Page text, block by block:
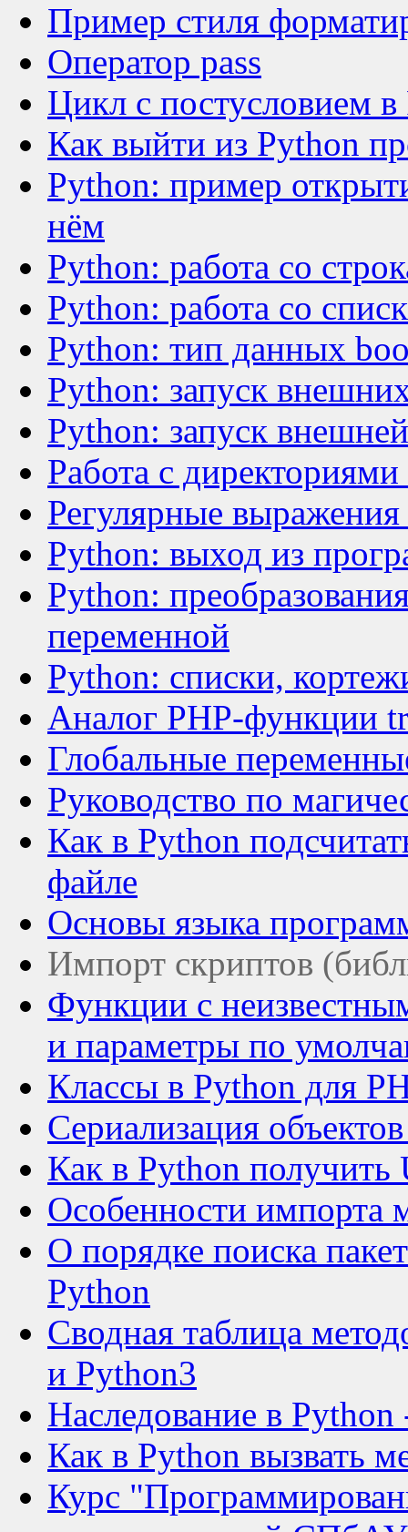
Пример стиля
Оператор pass
Цикл с постусловием
Как выйти из Python
Python: пример
нём
Python: работа со
Python: работа со
Python: тип данных
Python: запуск
Python: запуск
Работа с
Регулярные
Python: выход из
Python:
переменной
Python: списки,
Аналог PHP-функции
Глобальные
Руководство по
Как в Python
файле
Основы языка
Импорт скриптов
Функции с
и параметры по
Классы в Python для
Сериализация
Как в Python
Особенности импорта
О порядке поиска
Python
Сводная таблица
и Python3
Наследование в Python
Как в Python вызвать
Курс